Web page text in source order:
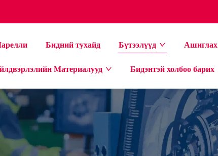
Бидний тухайд Бүтээлүүд Ашиглах
Материалууд Бидэнтэй холбоо барих